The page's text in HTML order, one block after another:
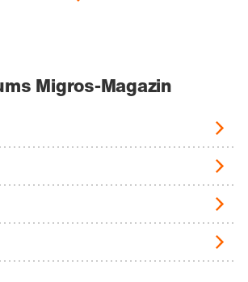
Migros-Magazin